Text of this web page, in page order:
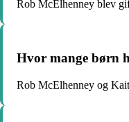
Rob McElhenney blev
Hvor mange børn
Rob McElhenney og